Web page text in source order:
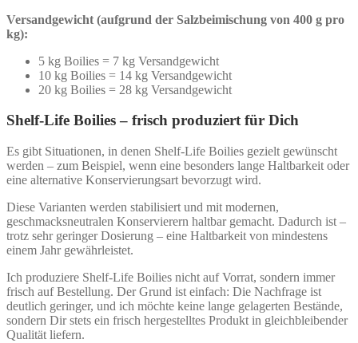
Versandgewicht (aufgrund der Salzbeimischung von 400 g pro
kg):
5 kg Boilies = 7 kg Versandgewicht
10 kg Boilies = 14 kg Versandgewicht
20 kg Boilies = 28 kg Versandgewicht
Shelf-Life Boilies – frisch produziert für Dich
Es gibt Situationen, in denen Shelf-Life Boilies gezielt gewünscht
werden – zum Beispiel, wenn eine besonders lange Haltbarkeit oder
eine alternative Konservierungsart bevorzugt wird.
Diese Varianten werden stabilisiert und mit modernen,
geschmacksneutralen Konservierern haltbar gemacht. Dadurch ist –
trotz sehr geringer Dosierung – eine Haltbarkeit von mindestens
einem Jahr gewährleistet.
Ich produziere Shelf-Life Boilies nicht auf Vorrat, sondern immer
frisch auf Bestellung. Der Grund ist einfach: Die Nachfrage ist
deutlich geringer, und ich möchte keine lange gelagerten Bestände,
sondern Dir stets ein frisch hergestelltes Produkt in gleichbleibender
Qualität liefern.